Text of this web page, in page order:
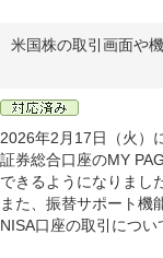
米国株の取引画面や
2026年2月17日（火）
証券総合口座のMY
できるようになりまし
また、振替サポート機
NISA口座の取引につい